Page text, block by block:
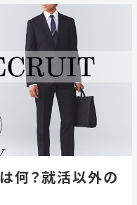
何？就活以外の